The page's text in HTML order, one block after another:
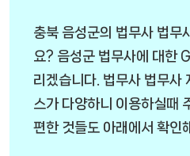
충북 음성군의 법무사 법무
요? 음성군 법무사에 대한
리겠습니다. 법무사 법무사
스가 다양하니 이용하실때
편한 것들도 아래에서 확인